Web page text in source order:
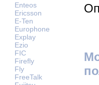
Enteos
Ericsson
E-Ten
Europhone
Explay
Ezio
FIC
Firefly
Fly
FreeTalk